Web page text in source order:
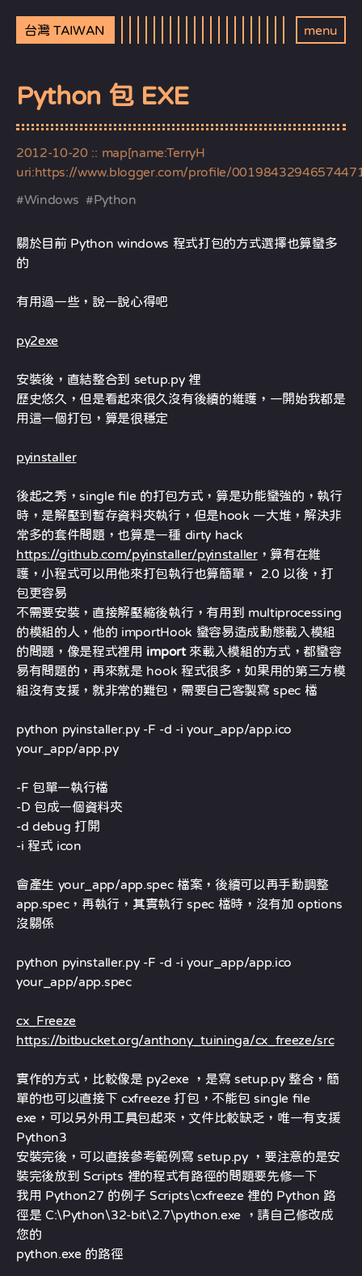
台灣 TAIWAN menu
Python 包 EXE
2012-10-20 :: map[name:TerryH
uri:https://www.blogger.com/profile/
#Windows #Python
關於目前 Python windows 程式打包的方式選擇也算蠻多
的
有用過一些，說一說心得吧
py2exe
安裝後，直結整合到 setup.py 裡
歷史悠久，但是看起來很久沒有後續的維護，一開始我都是
用這一個打包，算是很穩定
pyinstaller
後起之秀，single file 的打包方式，算是功能蠻強的，執行
時，是解壓到暫存資料夾執行，但是hook 一大堆，解決非
常多的套件問題，也算是一種 dirty hack
https://github.com/pyinstaller/pyinstaller，算有在維
護，小程式可以用他來打包執行也算簡單， 2.0 以後，打
包更容易
不需要安裝，直接解壓縮後執行，有用到 multiprocessing
的模組的人，他的 importHook 蠻容易造成動態載入模組
的問題，像是程式裡用 import來載入模組的方式，都蠻容
易有問題的，再來就是 hook 程式很多，如果用的第三方模
組沒有支援，就非常的難包，需要自己客製寫 spec 檔
python pyinstaller.py -F -d -i your_app/app.ico
your_app/app.py
-F 包單一執行檔
-D 包成一個資料夾
-d debug 打開
-i 程式 icon
會產生 your_app/app.spec 檔案，後續可以再手動調整
app.spec，再執行，其實執行 spec 檔時，沒有加 options
沒關係
python pyinstaller.py -F -d -i your_app/app.ico
your_app/app.spec
cx_Freeze
https://bitbucket.org/anthony_tuininga/cx_freeze/src
實作的方式，比較像是 py2exe ，是寫 setup.py 整合，簡
單的也可以直接下 cxfreeze 打包，不能包 single file
exe，可以另外用工具包起來，文件比較缺乏，唯一有支援
Python3
安裝完後，可以直接參考範例寫 setup.py ，要注意的是安
裝完後放到 Scripts 裡的程式有路徑的問題要先修一下
我用 Python27 的例子 Scripts\cxfreeze 裡的 Python 路
徑是 C:\Python\32-bit\2.7\python.exe ，請自己修改成
您的
python.exe 的路徑